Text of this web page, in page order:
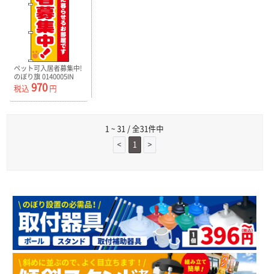
ペット可入居者募集中!
のぼり旗 0140005IN
税込 970 円
1 ~ 31 / 全31件中
<
1 >